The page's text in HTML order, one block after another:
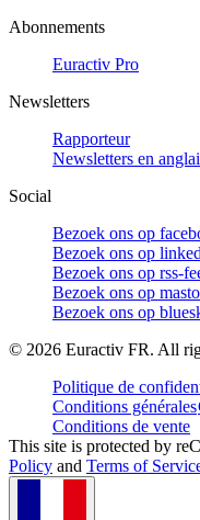
Abonnements
Euractiv Pro
Newsletters
Rapporteur
Newsletters en
Social
Bezoek ons op
Bezoek ons op
Bezoek ons op rss-
Bezoek ons op
Bezoek ons op
© 2026 Euractiv FR. All
Politique de
Conditions générales
Conditions de vente
This site is protected by
Policy and Terms of